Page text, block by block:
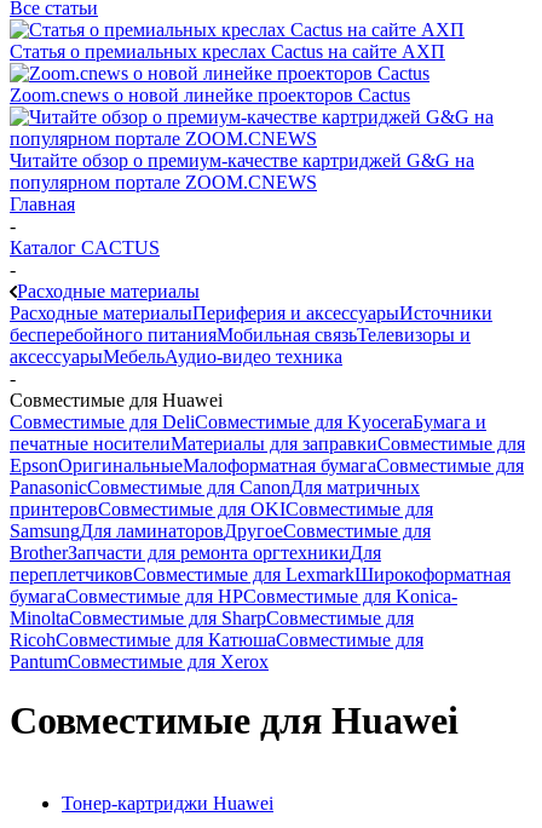
Все статьи
Статья о премиальных креслах Cactus на сайте АХП
Zoom.cnews о новой линейке проекторов Cactus
Читайте обзор о премиум-качестве картриджей G&G на
популярном портале ZOOM.CNEWS
Главная
-
Каталог CACTUS
-
Расходные материалы
Расходные материалыПериферия и аксессуарыИсточники
бесперебойного питанияМобильная связьТелевизоры и
аксессуарыМебельАудио-видео техника
-
Совместимые для Huawei
Совместимые для DeliСовместимые для KyoceraБумага и
печатные носителиМатериалы для заправкиСовместимые для
EpsonОригинальныеМалоформатная бумагаСовместимые для
PanasonicСовместимые для CanonДля матричных
принтеровСовместимые для OKIСовместимые для
SamsungДля ламинаторовДругоеСовместимые для
BrotherЗапчасти для ремонта оргтехникиДля
переплетчиковСовместимые для LexmarkШирокоформатная
бумагаСовместимые для HPСовместимые для Konica-
MinoltaСовместимые для SharpСовместимые для
RicohСовместимые для КатюшаСовместимые для
PantumСовместимые для Xerox
Совместимые для Huawei
Тонер-картриджи Huawei